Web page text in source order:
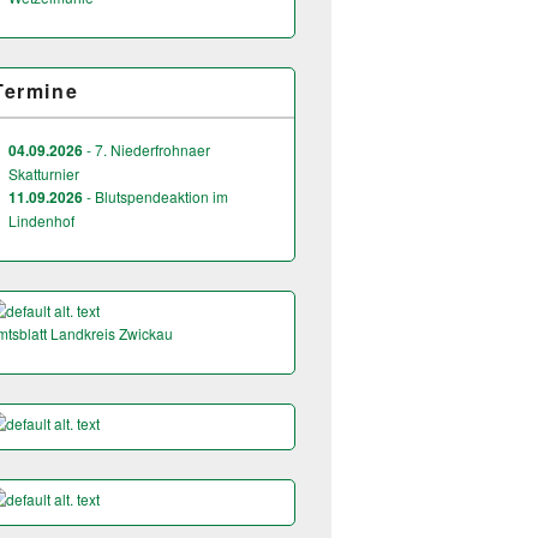
04.09.2026- 7. Niederfrohnaer
Skatturnier
11.09.2026- Blutspendeaktion im
Lindenhof
Landkreis Zwickau